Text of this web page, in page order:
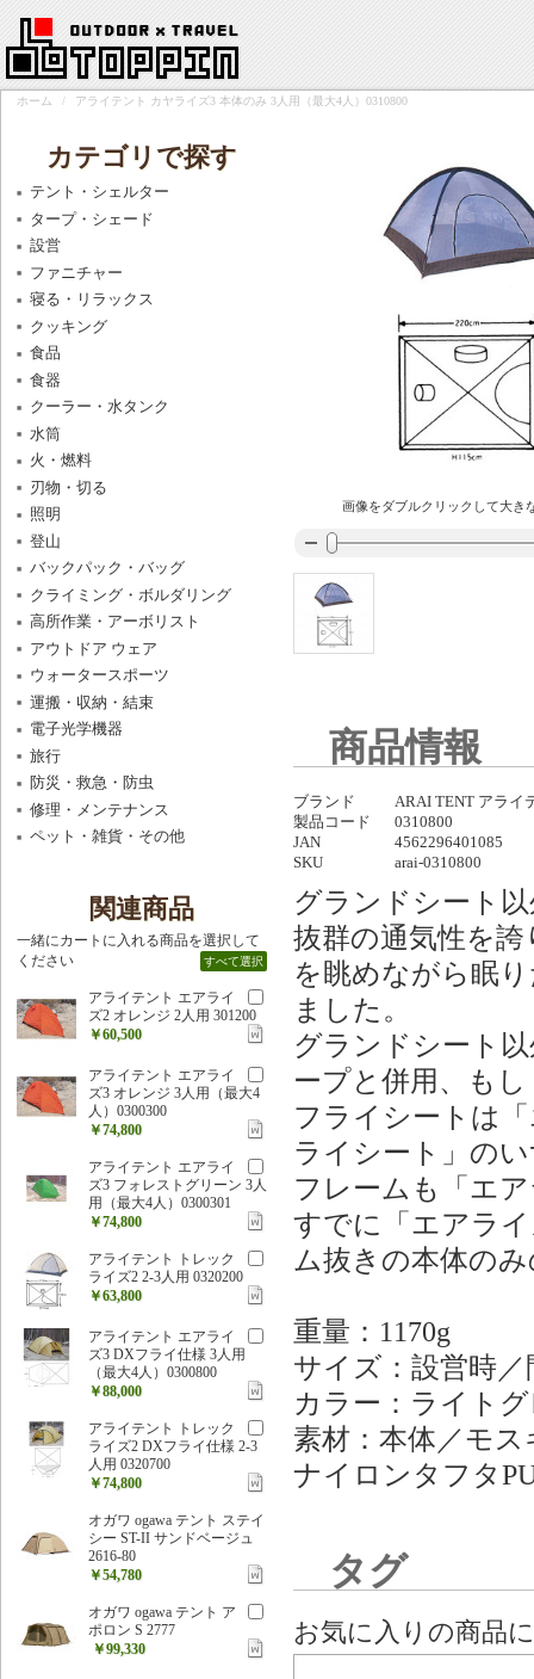
ホーム / アライテント カヤライズ3 本体のみ 3人用（最大4人）0310800
画像をダブルクリックして大き
商品情報
ブランド
ARAI TENT アライ
製品コード
0310800
JAN
4562296401085
SKU
arai-0310800
グランドシート
抜群の通気性を
を眺めながら眠
ました。
グランドシート
ープと併用、も
フライシートは
ライシート」の
フレームも「エ
すでに「エアラ
ム抜きの本体の
重量：1170g
サイズ：設営時／
カラー：ライト
素材：本体／モ
ナイロンタフタ
タグ
お気に入りの商品
カテゴリで探す
テント・シェルター
タープ・シェード
設営
ファニチャー
寝る・リラックス
クッキング
食品
食器
クーラー・水タンク
水筒
火・燃料
刃物・切る
照明
登山
バックパック・バッグ
クライミング・ボルダリング
高所作業・アーボリスト
アウトドア ウェア
ウォータースポーツ
運搬・収納・結束
電子光学機器
旅行
防災・救急・防虫
修理・メンテナンス
ペット・雑貨・その他
関連商品
一緒にカートに入れる商品を選択して
ください
すべて選択
アライテント エアライ
ズ2 オレンジ 2人用 301200
￥60,500
アライテント エアライ
ズ3 オレンジ 3人用（最大4
人）0300300
￥74,800
アライテント エアライ
ズ3 フォレストグリーン 3人
用（最大4人）0300301
￥74,800
アライテント トレック
ライズ2 2-3人用 0320200
￥63,800
アライテント エアライ
ズ3 DXフライ仕様 3人用
（最大4人）0300800
￥88,000
アライテント トレック
ライズ2 DXフライ仕様 2-3
人用 0320700
￥74,800
オガワ ogawa テント ステイ
シー ST-II サンドベージュ
2616-80
￥54,780
オガワ ogawa テント ア
ポロン S 2777
￥99,330